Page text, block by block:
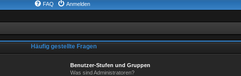
FAQ Anmelden
Häufig gestellte Fragen
Benutzer-Stufen und Gruppen
Was sind Administratoren?